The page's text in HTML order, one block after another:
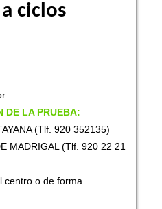
ciclos
DE LA PRUEBA:
(Tlf. 920 352135)
MADRIGAL (Tlf. 920 22 21
centro o de forma